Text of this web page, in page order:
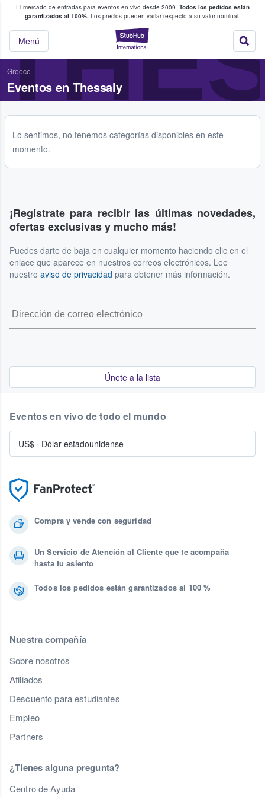
El mercado de entradas para eventos en vivo desde 2009. Todos los pedidos están
garantizados al 100%. Los precios pueden variar respecto a su valor nominal.
StubHub:
Menú
y venta de entradas entre fans
Greece
Eventos en Thessaly
Lo sentimos, no tenemos categorías disponibles en este
momento.
¡Regístrate para recibir las últimas novedades,
ofertas exclusivas y mucho más!
Puedes darte de baja en cualquier momento haciendo clic en el
enlace que aparece en nuestros correos electrónicos. Lee
nuestro aviso de privacidad para obtener más información.
Únete a la lista
Compra y vende con seguridad
Un Servicio de Atención al Cliente que te acompaña
hasta tu asiento
Todos los pedidos están garantizados al 100 %
Nuestra compañía
Sobre nosotros
Afiliados
Descuento para estudiantes
Empleo
Partners
¿Tienes alguna pregunta?
Centro de Ayuda
Eventos en vivo de todo el mundo
US$ · Dólar estadounidense